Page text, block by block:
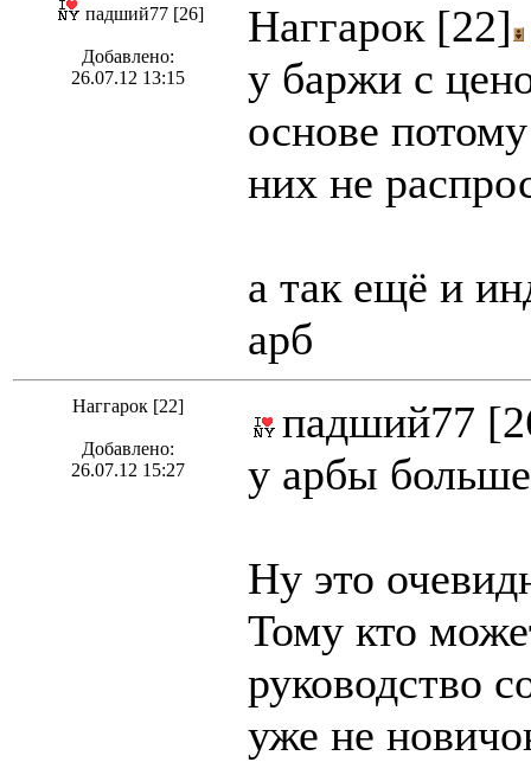
падший77 [26]
Добавлено:
26.07.12 13:15
Наггарок [22]
у баржи с
основе
них не
а так ещё и
арб
Наггарок [22]
Добавлено:
26.07.12 15:27
падший77
у арбы
Ну это
Тому кто
руководство
уже не